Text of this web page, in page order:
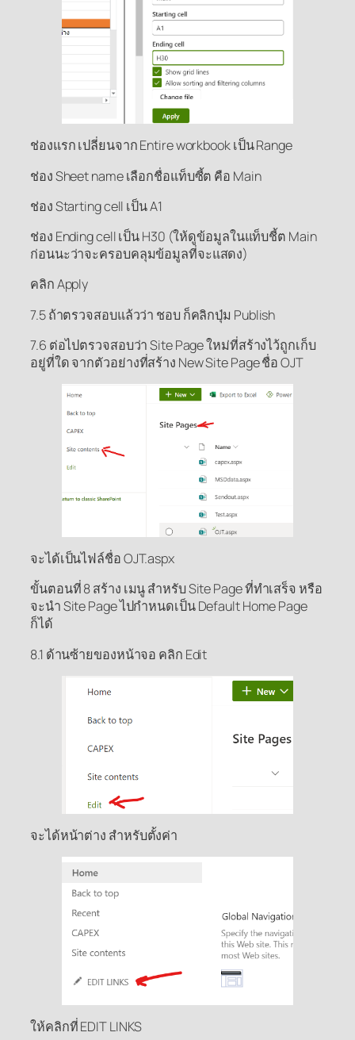
ช่องแรก เปลี่ยนจาก Entire workbook เป็น Range
ช่อง Sheet name เลือกชื่อแท็บซี้ต คือ Main
ช่อง Starting cell เป็น A1
ช่อง Ending cell เป็น H30 (ให้ดูข้อมูลในแท็บชี้ต Main
ก่อนนะว่าจะครอบคลุมข้อมูลที่จะแสดง)
คลิก Apply
7.5 ถ้าตรวจสอบแล้วว่า ชอบ ก็คลิกปุ่ม Publish
7.6 ต่อไปตรวจสอบว่า Site Page ใหม่ที่สร้างไว้ถูกเก็บ
อยู่ที่ใด จากตัวอย่างที่สร้าง New Site Page ชื่อ OJT
จะได้เป็นไฟล์ชื่อ OJT.aspx
ขั้นตอนที่ 8 สร้าง เมนู สำหรับ Site Page ที่ทำเสร็จ หรือ
จะนำ Site Page ไปกำหนดเป็น Default Home Page
ก็ได้
8.1 ด้านซ้ายของหน้าจอ คลิก Edit
จะได้หน้าต่าง สำหรับตั้งค่า
ให้คลิกที่ EDIT LINKS